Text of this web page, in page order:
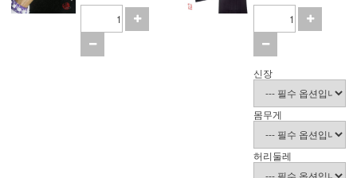
신장
몸무게
허리둘레